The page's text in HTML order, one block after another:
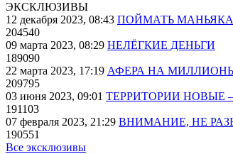
ЭКСКЛЮЗИВЫ
12 декабря 2023, 08:43 ПОЙМАТЬ МАНЬЯКА
204540
09 марта 2023, 08:29 НЕЛЁГКИЕ ДЕНЬГИ
189090
22 марта 2023, 17:19 АФЕРА НА
209795
03 июня 2023, 09:01 ТЕРРИТОРИИ НОВЫЕ
191103
07 февраля 2023, 21:29 ВНИМАНИЕ, НЕ
190551
Все эксклюзивы